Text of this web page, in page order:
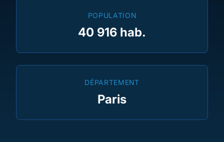
POPULATION
40 916 hab.
DÉPARTEMENT
Paris